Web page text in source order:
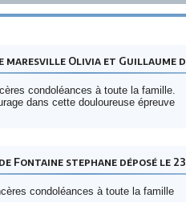
maresville Olivia et Guillaume
condoléances à toute la famille.
dans cette douloureuse épreuve
Fontaine stephane déposé le
condoléances à toute la famille